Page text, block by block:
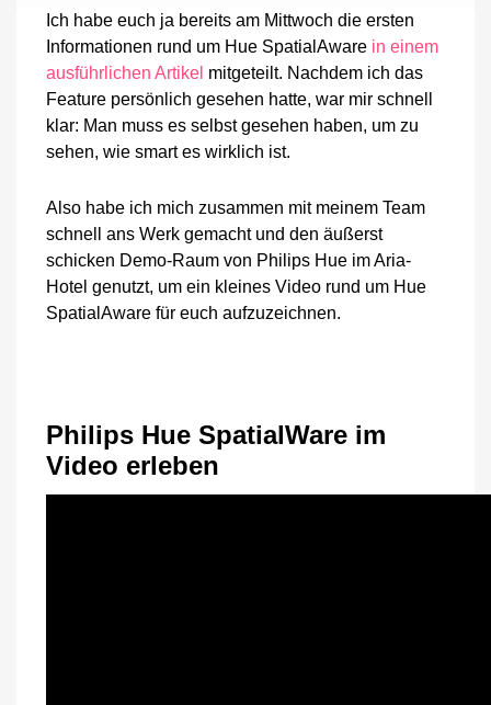
Video
erklärt:
Das
neue
Philips
SpatialAware
Ich habe euch ja bereits am Mittwoch die ersten
Informationen rund um Hue SpatialAware in einem
ausführlichen Artikel mitgeteilt. Nachdem ich das
Feature persönlich gesehen hatte, war mir schnell
klar: Man muss es selbst gesehen haben, um zu
sehen, wie smart es wirklich ist.
Also habe ich mich zusammen mit meinem Team
schnell ans Werk gemacht und den äußerst
schicken Demo-Raum von Philips Hue im Aria-
Hotel genutzt, um ein kleines Video rund um Hue
SpatialAware für euch aufzuzeichnen.
Philips Hue SpatialWare im
Video erleben